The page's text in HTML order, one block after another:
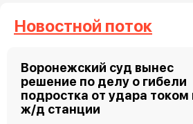
Новостной поток
Воронежский суд вынес
решение по делу о гибели
подростка от удара током
ж/д станции